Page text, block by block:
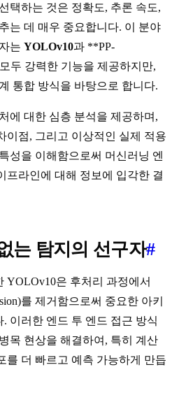
택하는 것은 정확도, 추론 속도,
는 데 매우 중요합니다. 이 분야
는 YOLOv10과 **PP-
두 강력한 기능을 제공하지만,
통합 방식을 바탕으로 합니다.
에 대한 심층 분석을 제공하며,
이점, 그리고 이상적인 실제 적용
성을 이해함으로써 머신러닝 엔
프라인에 대해 정보에 입각한 결
는 탐지의 선구자#
YOLOv10은 후처리 과정에서
를 제거함으로써 중요한 아키
이러한 엔드 투 엔드 접근 방식
목 현상을 해결하여, 특히 계산
를 더 빠르고 예측 가능하게 만듭